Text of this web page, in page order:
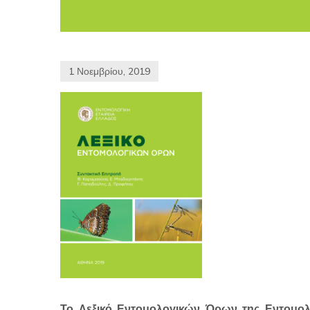
1 Νοεμβρίου, 2019